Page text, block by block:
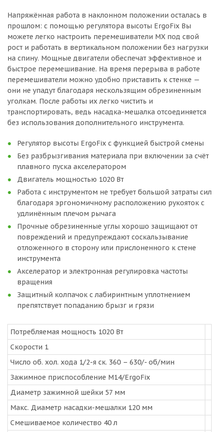
Напряжённая работа в наклонном положении осталась в
прошлом: с помощью регулятора высоты ErgoFix Вы
можете легко настроить перемешиватели MX под свой
рост и работать в вертикальном положении без нагрузки
на спину. Мощные двигатели обеспечат эффективное и
быстрое перемешивание. На время перерыва в работе
перемешиватели можно удобно приставить к стенке —
они не упадут благодаря нескользящим обрезиненным
уголкам. После работы их легко чистить и
транспортировать, ведь насадка-мешалка отсоединяется
без использования дополнительного инструмента.
Регулятор высоты ErgoFix с функцией быстрой смены
Без разбрызгивания материала при включении за счёт
плавного пуска акселератором
Двигатель мощностью 1020 Вт
Работа с инструментом не требует большой затраты сил
благодаря эргономичному расположению рукояток с
удлинённым плечом рычага
Прочные обрезиненные углы хорошо защищают от
повреждений и предупреждают соскальзывание
отложенного в сторону или прислоненного к стене
инструмента
Акселератор и электронная регулировка частоты
вращения
Защитный колпачок с лабиринтным уплотнением
препятствует попаданию брызг и грязи
Потребляемая мощность 1020 Вт
Скорости 1
Число об. хол. хода 1/2-я ск. 360 – 630/- об/мин
Зажимное приспособление M14/ErgoFix
Диаметр зажимной шейки 57 мм
Макс. Диаметр насадки-мешалки 120 мм
Смешиваемое количество 40 л